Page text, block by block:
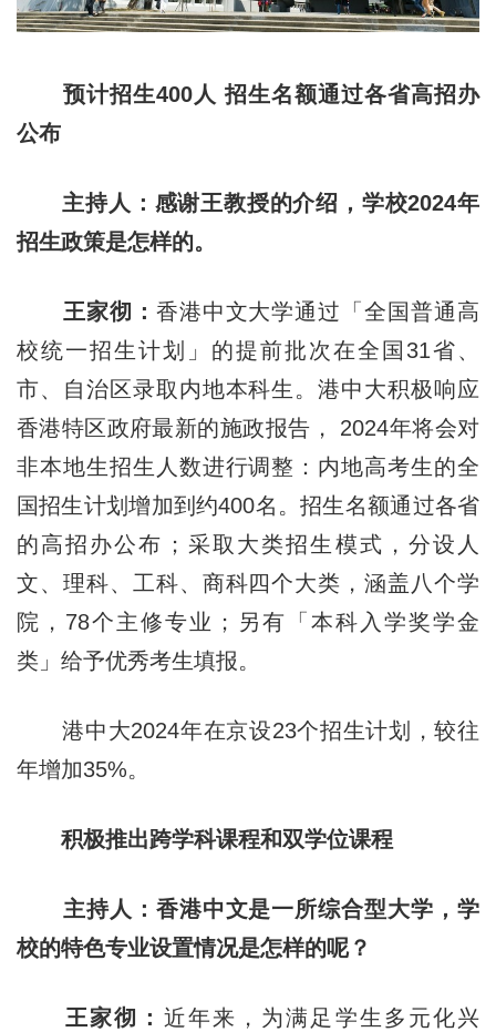
预计招生400人 招生名额通过各省高招办
公布
主持人：感谢王教授的介绍，学校2024年
招生政策是怎样的。
王家彻： 香港中文大学通过「全国普通高
校统一招生计划」的提前批次在全国31省、
市、自治区录取内地本科生。港中大积极响应
香港特区政府最新的施政报告， 2024年将会对
非本地生招生人数进行调整：内地高考生的全
国招生计划增加到约400名。招生名额通过各省
的高招办公布；采取大类招生模式，分设人
文、理科、工科、商科四个大类，涵盖八个学
院，78个主修专业；另有「本科入学奖学金
类」给予优秀考生填报。
港中大2024年在京设23个招生计划，较往
年增加35%。
积极推出跨学科课程和双学位课程
主持人：香港中文是一所综合型大学，学
校的特色专业设置情况是怎样的呢？
王家彻： 近年来，为满足学生多元化兴